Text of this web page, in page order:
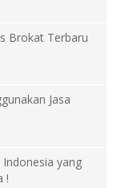
Brokat Terbaru
Jasa
yang
!